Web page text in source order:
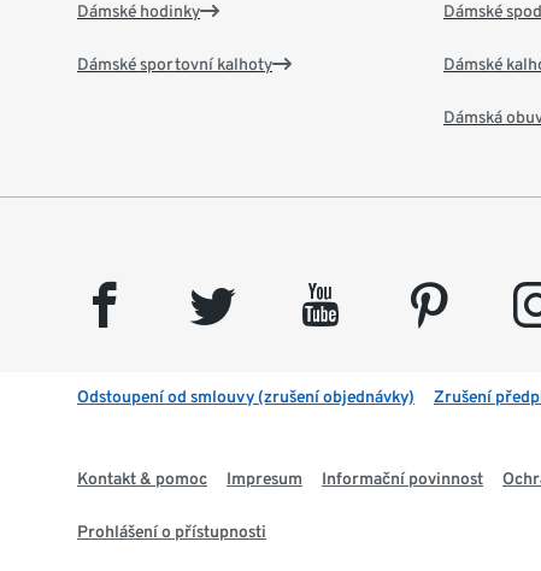
Dámské hodinky
Dámské sportovní kalhoty
Dámské
Dámské
Dámská
facebook twitter youtube pinterest
Odstoupení od smlouvy (zrušení objednávky) Zrušení
Kontakt & pomoc Impresum Informační povinnost
Prohlášení o přístupnosti